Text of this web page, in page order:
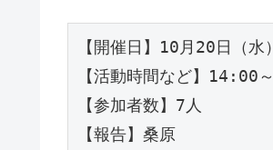
【開催日】10月20日（水）
【活動時間など】14:00～
【参加者数】7人
【報告】桑原